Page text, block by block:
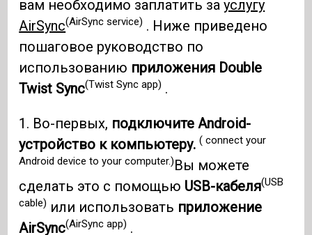
вам необходимо заплатить зауслугу
AirSync(AirSync service) . Ниже приведено
пошаговое руководство по
использованию приложения Double
Twist Sync(Twist Sync app) .
1. Во-первых, подключите Android-
устройство к компьютеру.( connect your
Android device to your computer.)Вы можете
сделать это с помощью USB-кабеля(USB
cable) или использовать приложение
AirSync(AirSync app) .